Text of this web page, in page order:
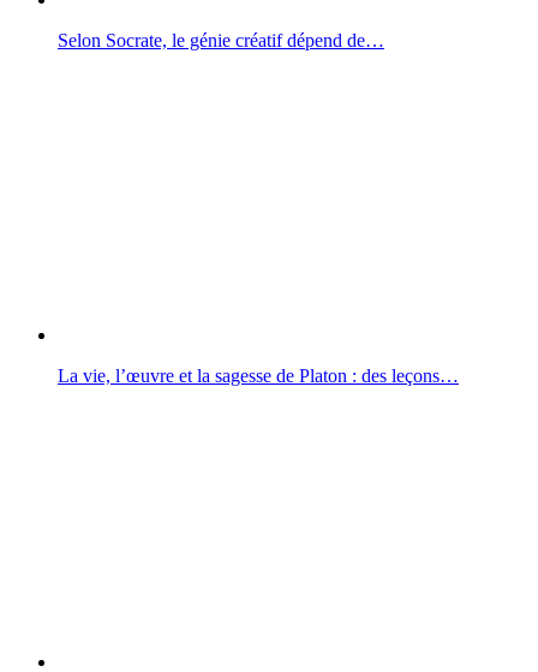
Selon Socrate, le génie créatif dépend de…
La vie, l’œuvre et la sagesse de Platon : des leçons…